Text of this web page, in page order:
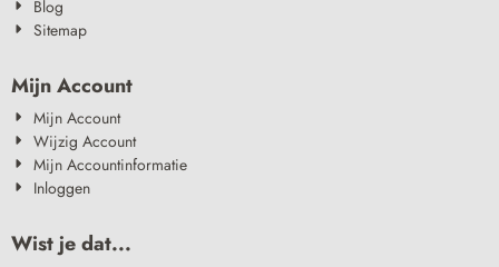
Blog
Sitemap
Mijn Account
Mijn Account
Wijzig Account
Mijn Accountinformatie
Inloggen
Wist je dat...